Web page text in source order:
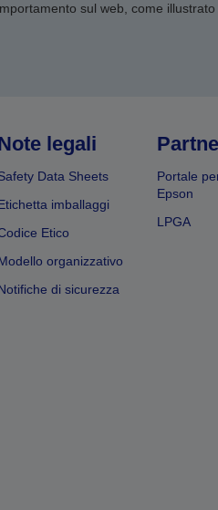
sul web, come illustrato
legali
Data Sheets
imballaggi
Etico
organizzativo
di sicurezza
Portale
Epson
LPGA